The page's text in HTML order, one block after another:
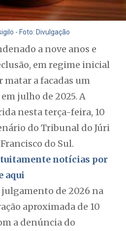
- Foto: Divulgação
a nove anos e
em regime inicial
a facadas um
julho de 2025. A
nesta terça-feira, 10
do Tribunal do Júri
do Sul.
notícias por
aqui
de 2026 na
aproximada de 10
a denúncia do